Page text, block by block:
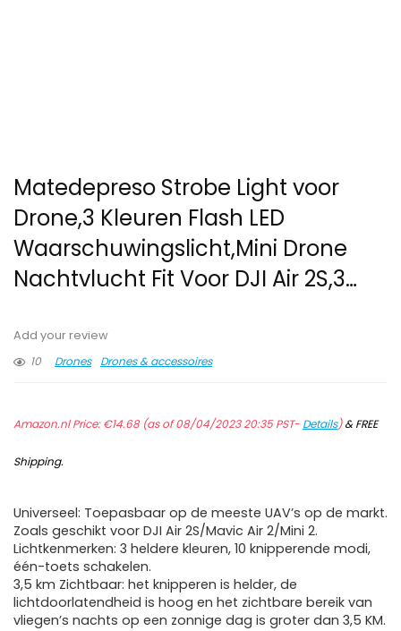
Matedepreso Strobe Light voor
Drone,3 Kleuren Flash LED
Waarschuwingslicht,Mini Drone
Nachtvlucht Fit Voor DJI Air 2S,3…
Add your review
10
Drones Drones & accessoires
Amazon.nl Price:€14.68(as of 08/04/2023 20:35 PST- Details)&FREE
Shipping.
Universeel: Toepasbaar op de meeste UAV’s op de markt.
Zoals geschikt voor DJI Air 2S/Mavic Air 2/Mini 2.
Lichtkenmerken: 3 heldere kleuren, 10 knipperende modi,
één-toets schakelen.
3,5 km Zichtbaar: het knipperen is helder, de
lichtdoorlatendheid is hoog en het zichtbare bereik van
vliegen’s nachts op een zonnige dag is groter dan 3,5 KM.